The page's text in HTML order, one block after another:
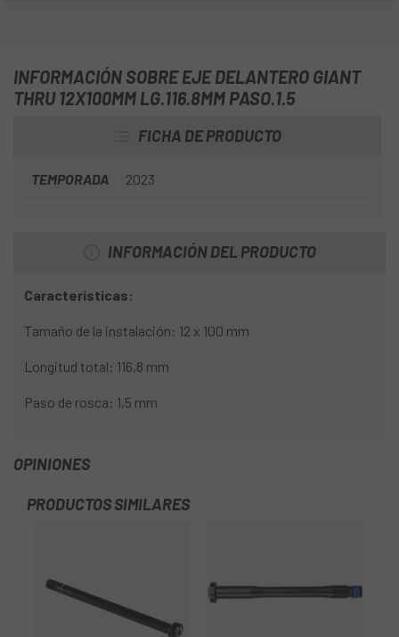
INFORMACIÓN SOBRE EJE DELANTERO GIANT
THRU 12X100MM LG.116.8MM PASO.1.5
FICHA DE PRODUCTO
TEMPORADA 2023
INFORMACIÓN DEL PRODUCTO
Características:
Tamaño de la instalación: 12 x 100 mm
Longitud total: 116,8 mm
Paso de rosca: 1,5 mm
OPINIONES
PRODUCTOS SIMILARES